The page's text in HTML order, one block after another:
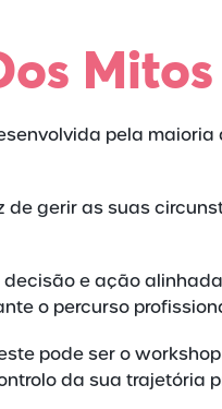
pela
gerir as suas
e ação
o percurso
pode ser o
da sua